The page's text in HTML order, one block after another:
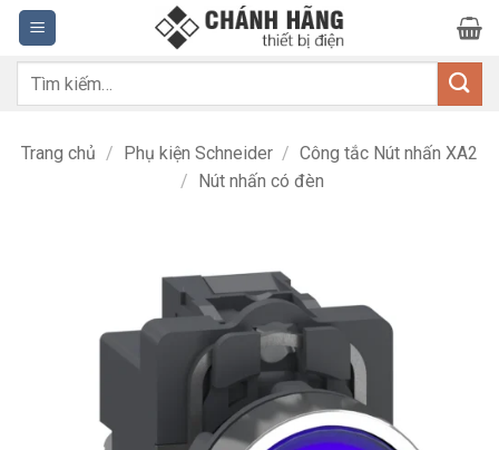
Bỏ
qua
nội
dung
Tìm
Trang chủ / Phụ kiện Schneider / Công tắc Nút nhấn XA2
/ Nút nhấn có đèn